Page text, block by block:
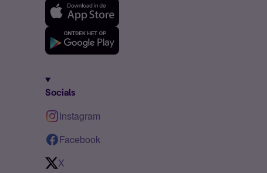
Socials
Instagram
Facebook
X